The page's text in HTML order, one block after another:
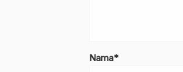
Nama*